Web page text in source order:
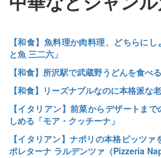
【和食】魚料理か肉料理、どちらに
と魚 三二六」
【和食】所沢駅で武蔵野うどんを食べ
【和食】リーズナブルなのに本格派な
【イタリアン】前菜からデザートま
しめる「モア・クッチーナ」
【イタリアン】ナポリの本格ピッツ
ポレターナ ラルデンツァ（Pizzeria